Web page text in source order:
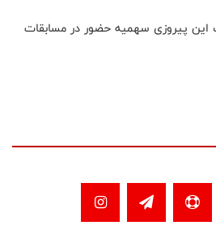
پیروزی سهمیه حضور در مسابقات